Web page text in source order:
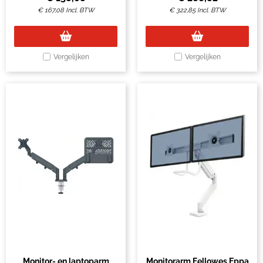
€167,08 Incl. BTW
Vergelijken
€ 322,85 Incl. BTW
Vergelijken